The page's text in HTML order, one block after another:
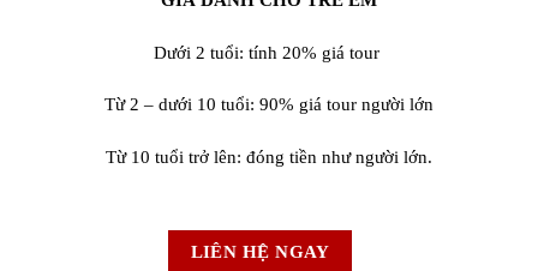
Dưới 2 tuổi: tính 20% giá tour
Từ 2 – dưới 10 tuổi: 90% giá tour người lớn
Từ 10 tuổi trở lên: đóng tiền như người lớn.
LIÊN HỆ NGAY